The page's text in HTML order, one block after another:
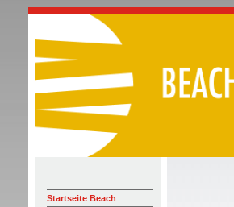
Startseite Beach